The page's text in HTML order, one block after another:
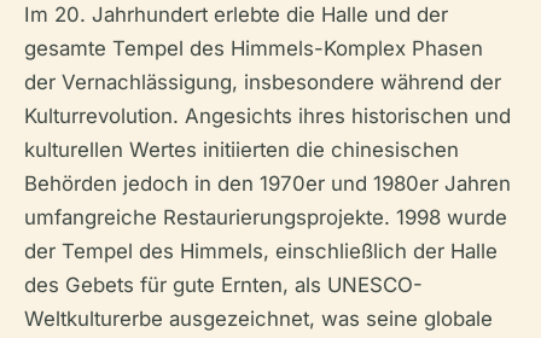
Im 20. Jahrhundert erlebte die Halle und der
gesamte Tempel des Himmels-Komplex Phasen
der Vernachlässigung, insbesondere während der
Kulturrevolution. Angesichts ihres historischen und
kulturellen Wertes initiierten die chinesischen
Behörden jedoch in den 1970er und 1980er Jahren
umfangreiche Restaurierungsprojekte. 1998 wurde
der Tempel des Himmels, einschließlich der Halle
des Gebets für gute Ernten, als UNESCO-
Weltkulturerbe ausgezeichnet, was seine globale